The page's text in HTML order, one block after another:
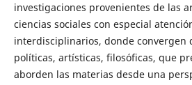
investigaciones provenientes de las
ciencias sociales con especial
interdisciplinarios, donde convergen
políticas, artísticas, filosóficas, que
aborden las materias desde una